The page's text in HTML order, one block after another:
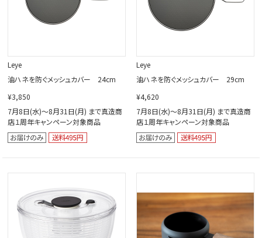
Leye
油ハネを防ぐメッシュカバー 24cm
¥3,850
7月8日(水)～8月31日(月) まで真造商
店１周年キャンペーン対象商品
Leye
油ハネを防ぐメッシュカバー 29cm
¥4,620
7月8日(水)～8月31日(月) まで真造商
店１周年キャンペーン対象商品